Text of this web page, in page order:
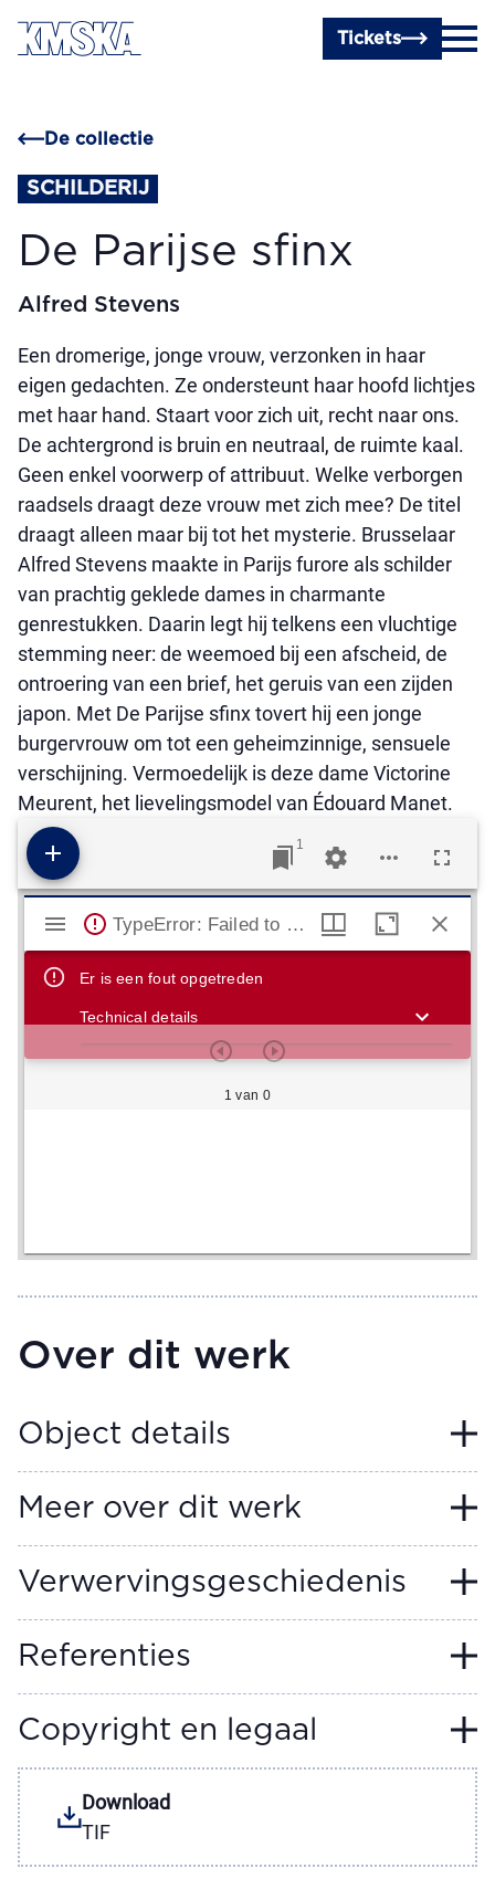
Ga naar hoofdinhoud
Tickets
De collectie
SCHILDERIJ
De Parijse sfinx
Alfred Stevens
Een dromerige, jonge vrouw, verzonken in haar
eigen gedachten. Ze ondersteunt haar hoofd lichtjes
met haar hand. Staart voor zich uit, recht naar ons.
De achtergrond is bruin en neutraal, de ruimte kaal.
Geen enkel voorwerp of attribuut. Welke verborgen
raadsels draagt deze vrouw met zich mee? De titel
draagt alleen maar bij tot het mysterie. Brusselaar
Alfred Stevens maakte in Parijs furore als schilder
van prachtig geklede dames in charmante
genrestukken. Daarin legt hij telkens een vluchtige
stemming neer: de weemoed bij een afscheid, de
ontroering van een brief, het geruis van een zijden
japon. Met De Parijse sfinx tovert hij een jonge
burgervrouw om tot een geheimzinnige, sensuele
verschijning. Vermoedelijk is deze dame Victorine
Meurent, het lievelingsmodel van Édouard Manet.
1
Mirador viewer
TypeError: Failed to fetch
Er is een fout opgetreden
Technical details
1 van 0
Over dit werk
Object details
Meer over dit werk
Verwervingsgeschiedenis
Referenties
Copyright en legaal
Download
TIF